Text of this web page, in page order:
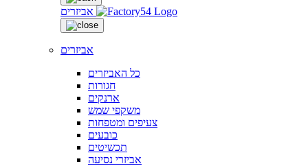
אביזרים
אביזרים
כל האביזרים
חגורות
ארנקים
משקפי שמש
צעיפים ומטפחות
כובעים
תכשיטים
אביזרי נסיעה